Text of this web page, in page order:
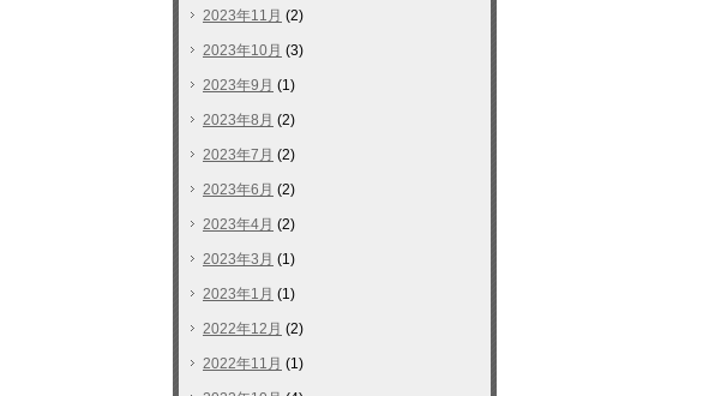
2023年11月 (2)
2023年10月 (3)
2023年9月 (1)
2023年8月 (2)
2023年7月 (2)
2023年6月 (2)
2023年4月 (2)
2023年3月 (1)
2023年1月 (1)
2022年12月 (2)
2022年11月 (1)